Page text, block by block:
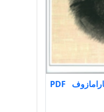
تحميل كتاب الإخوة كارامازوف PDF